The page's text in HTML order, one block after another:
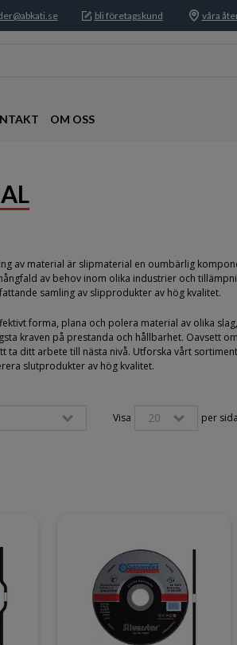
bli företagskund våra
OM OSS
av material är slipmaterial en oumbärlig
av behov inom olika industrier och
samling av slipprodukter av hög kvalitet.
forma, plana och polera material av olika
kraven på prestanda och hållbarhet. Oavsett
ta ditt arbete till nästa nivå. Utforska vårt
slutprodukter av hög kvalitet.
Visa 20 per sida